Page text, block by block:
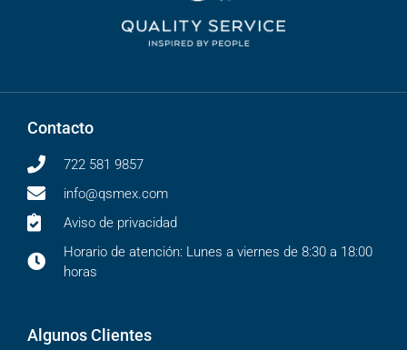
Contacto
722 581 9857
info@qsmex.com
Aviso de privacidad
Horario de atención: Lunes a viernes de 8:30 a 18:00
horas
Algunos Clientes